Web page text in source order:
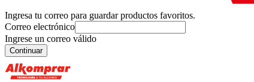
Ingresa tu correo para guardar productos favoritos.
Correo electrónico
Ingrese un correo válido
Continuar